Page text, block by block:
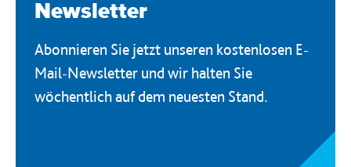
Newsletter
Abonnieren Sie jetzt unseren kostenlosen E-
Mail-Newsletter und wir halten Sie
wöchentlich auf dem neuesten Stand.